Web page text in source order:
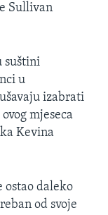
Sullivan
suštini
u
izabrati
mjeseca
Kevina
ostao daleko
od svoje